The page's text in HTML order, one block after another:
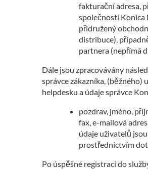
fakturační adresa,
společnosti
přidružený
distribuce),
partnera (nepřímá
Dále jsou zpracovávány
správce zákazníka, (běžného)
helpdesku a údaje správce
pozdrav, jméno,
fax, e-mailová
údaje uživatelů
prostřednictvím
Po úspěšné registraci do